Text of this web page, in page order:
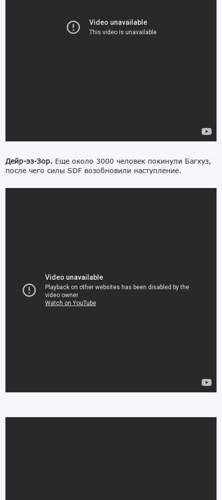
Дейр-эз-Зор. Еще около 3000 человек покинули Багхуз,
после чего силы SDF возобновили наступление.